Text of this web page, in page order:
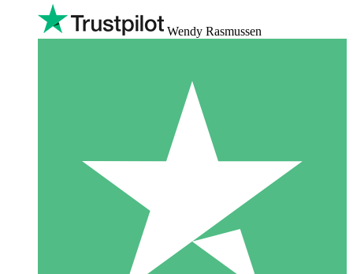
Wendy Rasmussen